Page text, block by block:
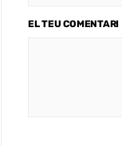
EL TEU COMENTARI